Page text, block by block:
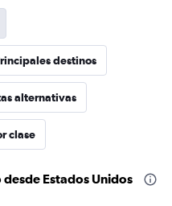
destinos
alternativas
clase
Estados Unidos